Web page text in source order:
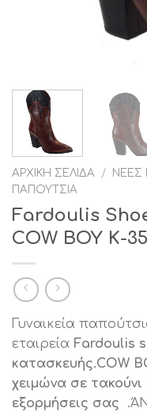
ΑΡΧΙΚΉ ΣΕΛΊΔΑ / ΝΈΕΣ
ΠΑΠΟΎΤΣΙΑ
Fardoulis
COW BOY Κ-
Γυναικεία
εταιρεία Fardoulis
κατασκευής.COW
χειμώνα σε
εξορμήσεις σας